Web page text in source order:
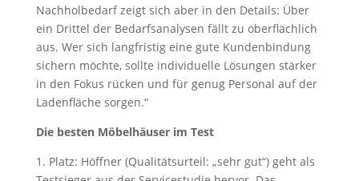
Nachholbedarf zeigt sich aber in den Details: Über
ein Drittel der Bedarfsanalysen fällt zu oberflächlich
aus. Wer sich langfristig eine gute Kundenbindung
sichern möchte, sollte individuelle Lösungen stärker
in den Fokus rücken und für genug Personal auf der
Ladenfläche sorgen.“
Die besten Möbelhäuser im Test
1. Platz: Höffner (Qualitätsurteil: „sehr gut“) geht als